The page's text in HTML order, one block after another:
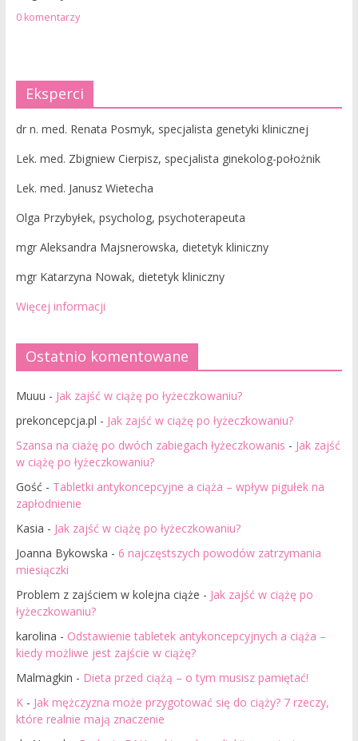
0 komentarzy
Eksperci
dr n. med. Renata Posmyk, specjalista genetyki klinicznej
Lek. med. Zbigniew Cierpisz, specjalista ginekolog-położnik
Lek. med. Janusz Wietecha
Olga Przybyłek, psycholog, psychoterapeuta
mgr Aleksandra Majsnerowska, dietetyk kliniczny
mgr Katarzyna Nowak, dietetyk kliniczny
Więcej informacji
Ostatnio komentowane
Muuu - Jak zajść w ciążę po łyżeczkowaniu?
prekoncepcja.pl - Jak zajść w ciążę po łyżeczkowaniu?
Szansa na ciażę po dwóch zabiegach łyżeczkowanis - Jak zajść
w ciążę po łyżeczkowaniu?
Gość - Tabletki antykoncepcyjne a ciąża – wpływ pigułek na
zapłodnienie
Kasia - Jak zajść w ciążę po łyżeczkowaniu?
Joanna Bykowska - 6 najczęstszych powodów zatrzymania
miesiączki
Problem z zajściem w kolejna ciąże - Jak zajść w ciążę po
łyżeczkowaniu?
karolina - Odstawienie tabletek antykoncepcyjnych a ciąża –
kiedy możliwe jest zajście w ciążę?
Malmagkin - Dieta przed ciążą – o tym musisz pamiętać!
K- Jak mężczyzna może przygotować się do ciąży? 7 rzeczy,
które realnie mają znaczenie